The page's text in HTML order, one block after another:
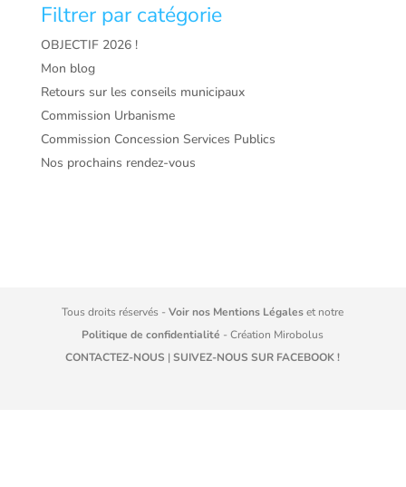
Filtrer par catégorie
OBJECTIF 2026 !
Mon blog
Retours sur les conseils municipaux
Commission Urbanisme
Commission Concession Services Publics
Nos prochains rendez-vous
Tous droits réservés -Voir nos Mentions Légaleset notre
Politique de confidentialité - Création Mirobolus
CONTACTEZ-NOUS |SUIVEZ-NOUS SUR FACEBOOK !